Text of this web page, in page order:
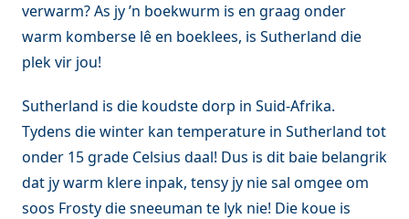
verwarm? As jy ’n boekwurm is en graag onder
warm komberse lê en boeklees, is Sutherland die
plek vir jou!
Sutherland is die koudste dorp in Suid-Afrika.
Tydens die winter kan temperature in Sutherland tot
onder 15 grade Celsius daal! Dus is dit baie belangrik
dat jy warm klere inpak, tensy jy nie sal omgee om
soos Frosty die sneeuman te lyk nie! Die koue is